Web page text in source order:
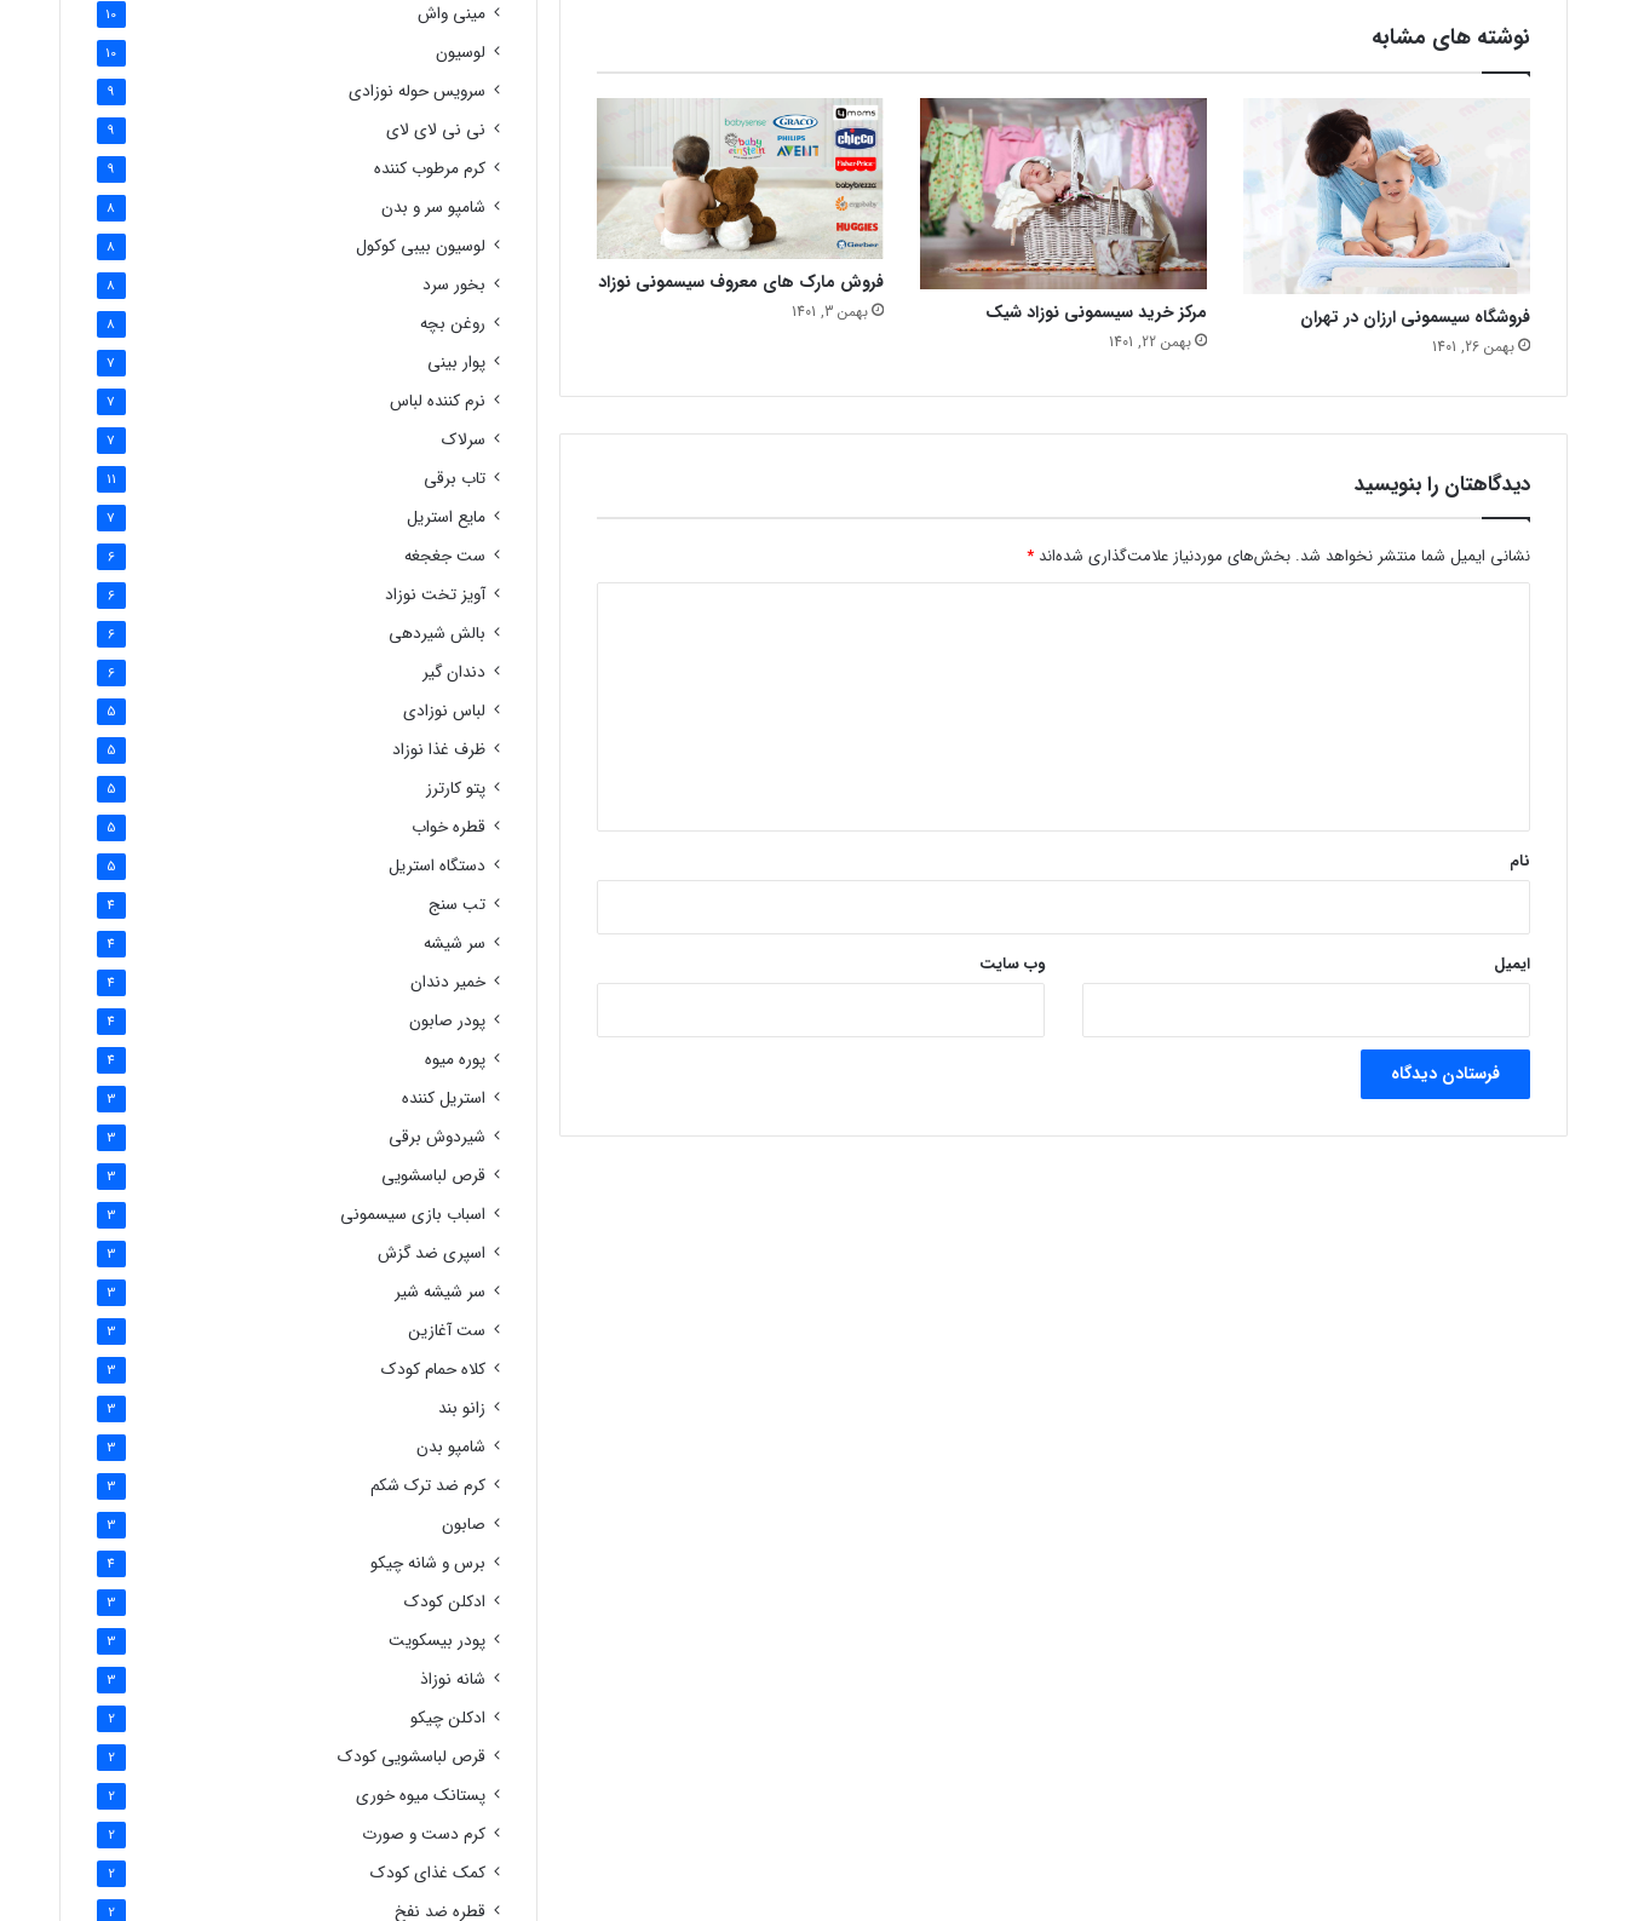
نوشته های مشابه
فروشگاه سیسمونی ارزان در تهران
بهمن 26, 1401
مرکز خرید سیسمونی نوزاد شیک
بهمن 22, 1401
فروش مارک های معروف سیسمونی نوزاد
بهمن 3, 1401
دیدگاهتان را بنویسید
نشانی ایمیل شما منتشر نخواهد شد. بخش‌های موردنیاز علامت‌گذاری شده‌اند *
نام
ایمیل وب‌ سایت
مینی واش 10
لوسیون 10
سرویس حوله نوزادی 9
نی نی لای لای 9
کرم مرطوب کننده 9
شامپو سر و بدن 8
لوسیون بیبی کوکول 8
بخور سرد 8
روغن بچه 8
پوار بینی 7
نرم کننده لباس 7
سرلاک 7
تاب برقی 11
مایع استریل 7
ست جغجغه 6
آویز تخت نوزاد 6
بالش شیردهی 6
دندان گیر 6
لباس نوزادی 5
ظرف غذا نوزاد 5
پتو کارترز 5
قطره خواب 5
دستگاه استریل 5
تب سنج 4
سر شیشه 4
خمیر دندان 4
پودر صابون 4
پوره میوه 4
استریل کننده 3
شیردوش برقی 3
قرص لباسشویی 3
اسباب بازی سیسمونی 3
اسپری ضد گزش 3
سر شیشه شیر 3
ست آغازین 3
کلاه حمام کودک 3
زانو بند 3
شامپو بدن 3
کرم ضد ترک شکم 3
صابون 3
برس و شانه چیکو 4
ادکلن کودک 3
پودر بیسکویت 3
شانه نوزاذ 3
ادکلن چیکو 2
قرص لباسشویی کودک 2
پستانک میوه خوری 2
کرم دست و صورت 2
کمک غذای کودک 2
قطره ضد نفخ 2